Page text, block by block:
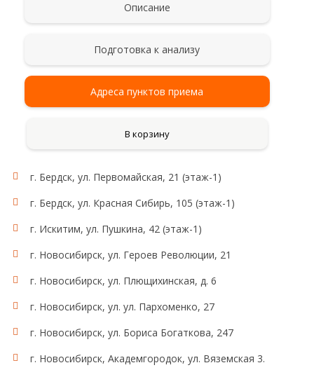
Описание
Подготовка к анализу
Адреса пунктов приема
В корзину
г. Бердск, ул. Первомайская, 21 (этаж-1)
г. Бердск, ул. Красная Сибирь, 105 (этаж-1)
г. Искитим, ул. Пушкина, 42 (этаж-1)
г. Новосибирск, ул. Героев Революции, 21
г. Новосибирск, ул. Плющихинская, д. 6
г. Новосибирск, ул. ул. Пархоменко, 27
г. Новосибирск, ул. Бориса Богаткова, 247
г. Новосибирск, Академгородок, ул. Вяземская 3.